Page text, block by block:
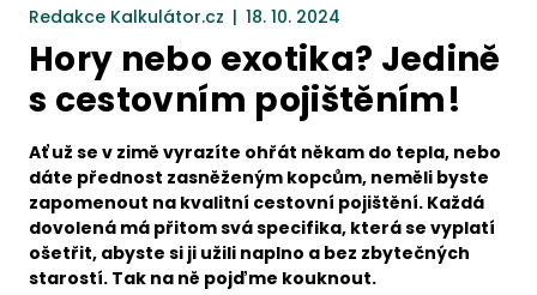
Redakce Kalkulátor.cz | 18. 10. 2024
Hory nebo exotika? Jedině
s cestovním pojištěním!
Ať už se v zimě vyrazíte ohřát někam do tepla, nebo
dáte přednost zasněženým kopcům, neměli byste
zapomenout na kvalitní cestovní pojištění. Každá
dovolená má přitom svá specifika, která se vyplatí
ošetřit, abyste si ji užili naplno a bez zbytečných
starostí. Tak na ně pojďme kouknout.